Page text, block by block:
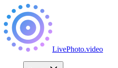
LivePhoto.video